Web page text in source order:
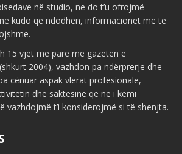
në studio, ne do t’u ofrojmë
kudo që ndodhen, informacionet më të
15 vjet më parë me gazetën e
2004), vazhdon pa ndërprerje dhe
cënuar aspak vlerat profesionale,
dhe saktësinë që ne i kemi
vazhdojmë t’i konsiderojmë si të shenjta.